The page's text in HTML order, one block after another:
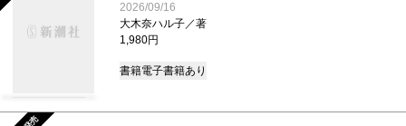
2026/09/16
大木奈ハル子／著
1,980円
書籍電子書籍あり